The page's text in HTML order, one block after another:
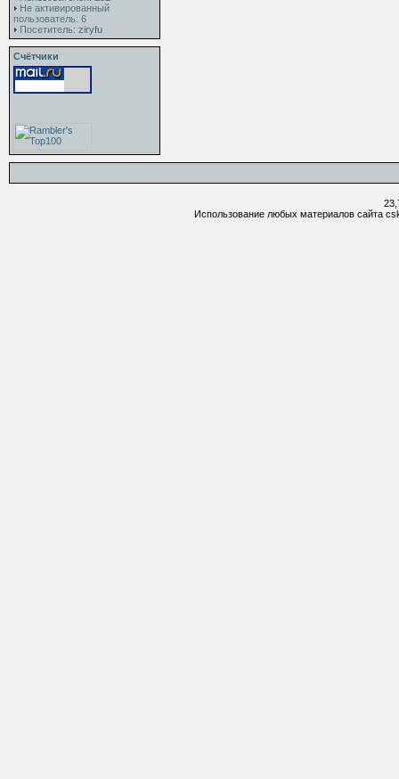
Не активированный
пользователь: 6
Посетитель: ziryfu
Счётчики
Использование любых материалов сайта